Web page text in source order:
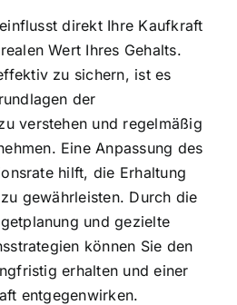
direkt Ihre Kaufkraft
Wert Ihres Gehalts.
zu sichern, ist es
der
verstehen und regelmäßig
Eine Anpassung des
hilft, die Erhaltung
gewährleisten. Durch die
und gezielte
können Sie den
erhalten und einer
entgegenwirken.